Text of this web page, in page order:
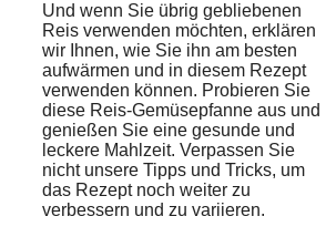
Und wenn Sie übrig gebliebenen
Reis verwenden möchten, erklären
wir Ihnen, wie Sie ihn am besten
aufwärmen und in diesem Rezept
verwenden können. Probieren Sie
diese Reis-Gemüsepfanne aus und
genießen Sie eine gesunde und
leckere Mahlzeit. Verpassen Sie
nicht unsere Tipps und Tricks, um
das Rezept noch weiter zu
verbessern und zu variieren.